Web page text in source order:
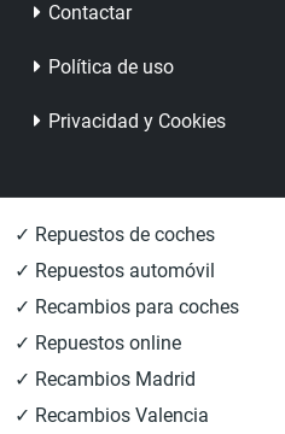
Contactar
Política de uso
Privacidad y Cookies
✓ Repuestos de coches
✓ Repuestos automóvil
✓ Recambios para coches
✓ Repuestos online
✓ Recambios Madrid
✓ Recambios Valencia